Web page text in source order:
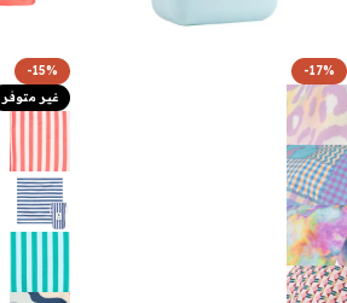
-17%
-15%
غير متوفر